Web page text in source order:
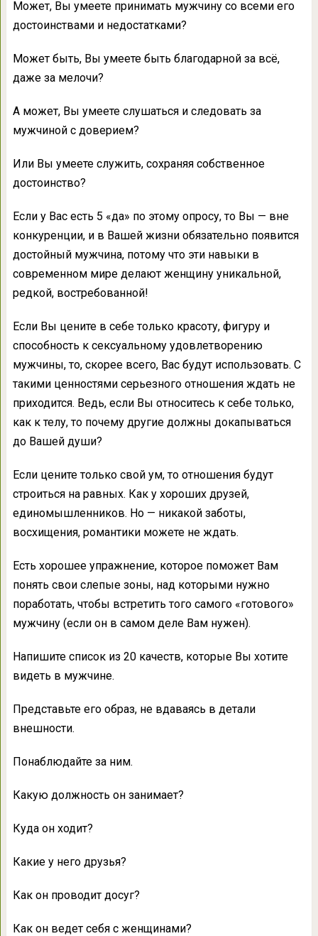
Может, Вы умеете принимать мужчину со всеми его
достоинствами и недостатками?
Может быть, Вы умеете быть благодарной за всё,
даже за мелочи?
А может, Вы умеете слушаться и следовать за
мужчиной с доверием?
Или Вы умеете служить, сохраняя собственное
достоинство?
Если у Вас есть 5 «да» по этому опросу, то Вы — вне
конкуренции, и в Вашей жизни обязательно появится
достойный мужчина, потому что эти навыки в
современном мире делают женщину уникальной,
редкой, востребованной!
Если Вы цените в себе только красоту, фигуру и
способность к сексуальному удовлетворению
мужчины, то, скорее всего, Вас будут использовать. С
такими ценностями серьезного отношения ждать не
приходится. Ведь, если Вы относитесь к себе только,
как к телу, то почему другие должны докапываться
до Вашей души?
Если цените только свой ум, то отношения будут
строиться на равных. Как у хороших друзей,
единомышленников. Но — никакой заботы,
восхищения, романтики можете не ждать.
Есть хорошее упражнение, которое поможет Вам
понять свои слепые зоны, над которыми нужно
поработать, чтобы встретить того самого «готового»
мужчину (если он в самом деле Вам нужен).
Напишите список из 20 качеств, которые Вы хотите
видеть в мужчине.
Представьте его образ, не вдаваясь в детали
внешности.
Понаблюдайте за ним.
Какую должность он занимает?
Куда он ходит?
Какие у него друзья?
Как он проводит досуг?
Как он ведет себя с женщинами?